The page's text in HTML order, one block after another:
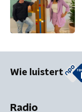
Wie luistert
Radio